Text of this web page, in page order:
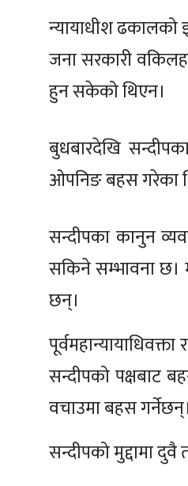
न्यायाधीश ढकालको
जना सरकारी
हुन सकेको थिएन।
बुधबारदेखि
ओपनिङ बहस गरेका
सन्दीपका कानुन
सकिने सम्भावना छ।
छन्।
सन्दीपको पक्षबाट
वचाउमा बहस गर्नेछन्।
सन्दीपको मुद्दामा